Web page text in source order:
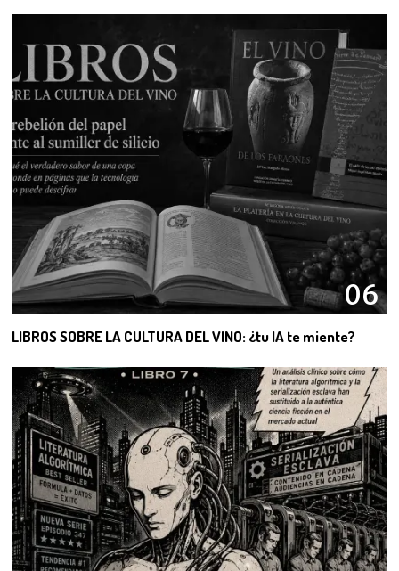
06
LIBROS SOBRE LA CULTURA DEL VINO: ¿tu IA te miente?